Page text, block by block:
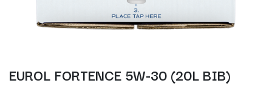
EUROL FORTENCE 5W-30 (20L BIB)